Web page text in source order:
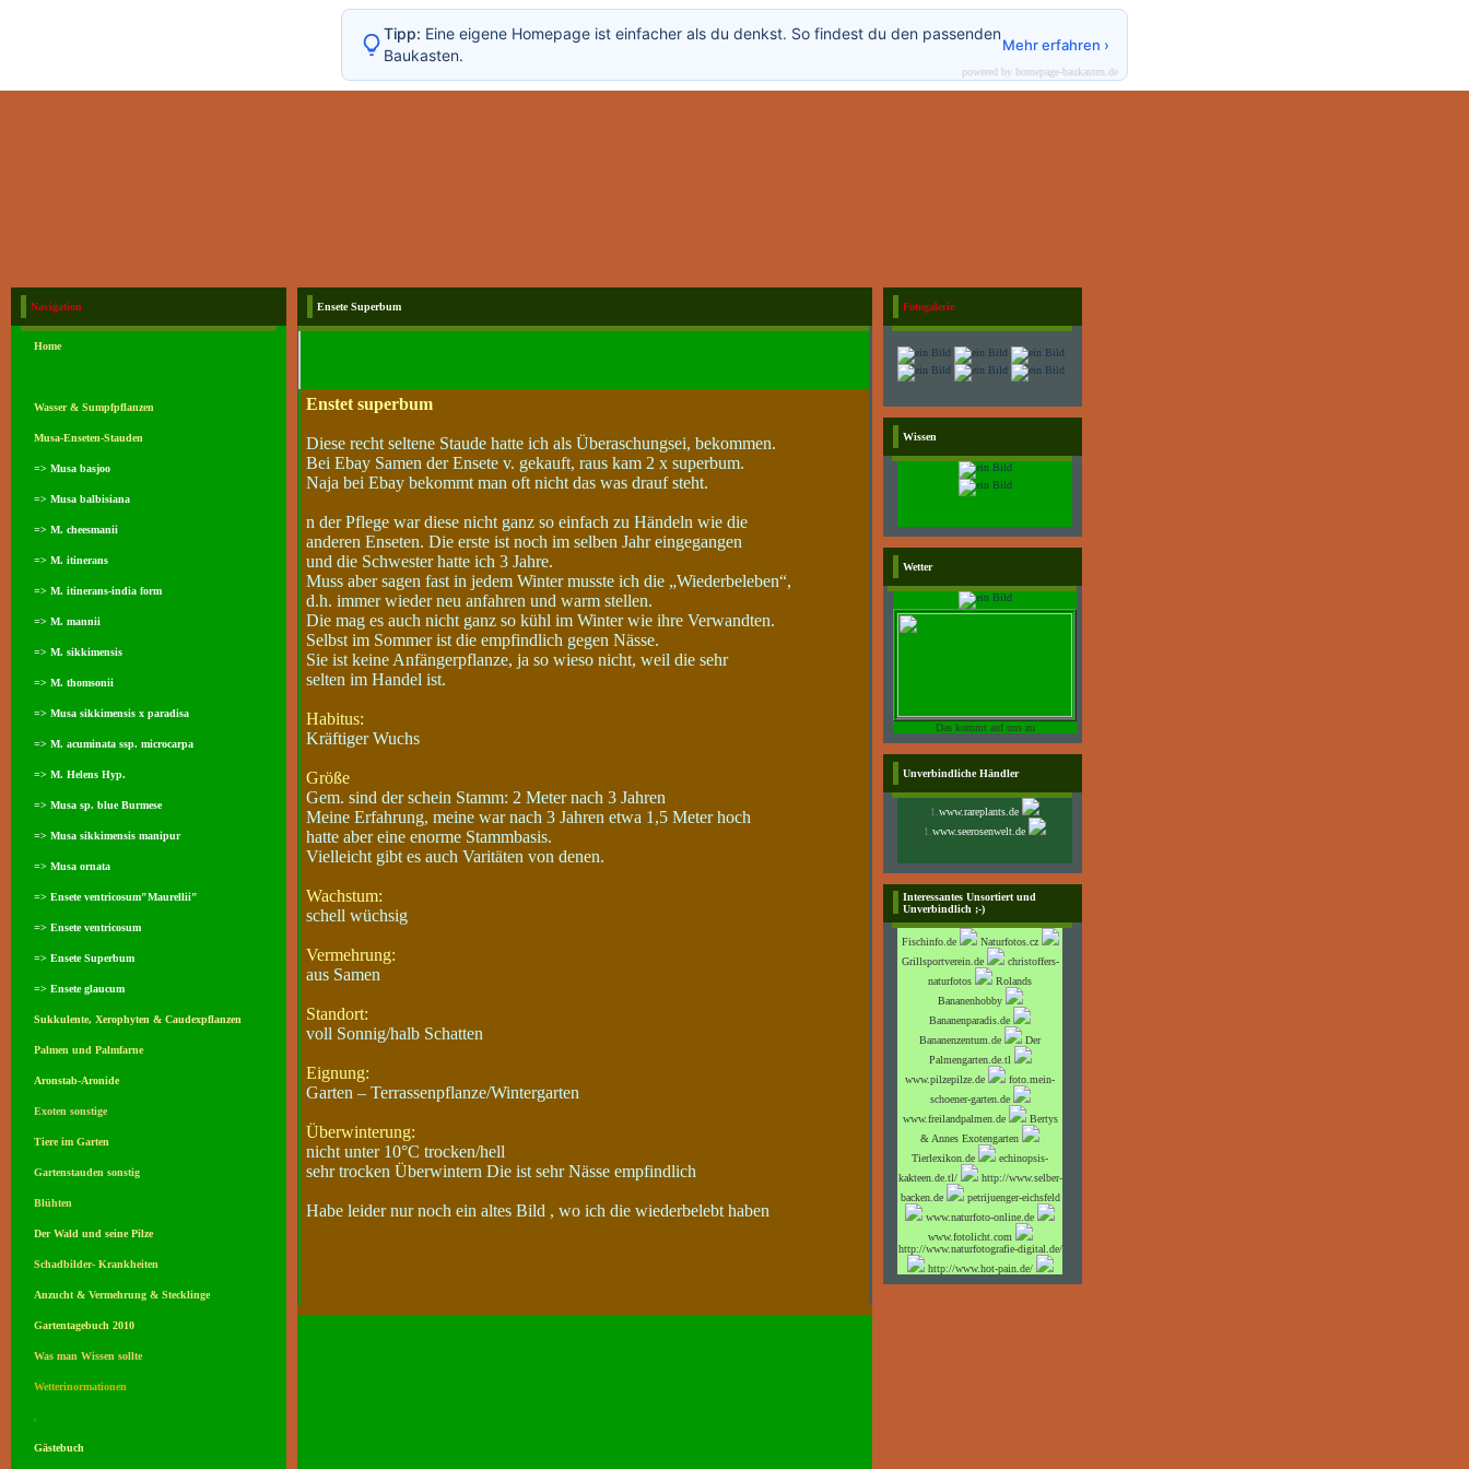
Navigation
Home
Wasser & Sumpfpflanzen
Musa-Enseten-Stauden
=> Musa basjoo
=> Musa balbisiana
=> M. cheesmanii
=> M. itinerans
=> M. itinerans-india form
=> M. mannii
=> M. sikkimensis
=> M. thomsonii
=> Musa sikkimensis x paradisa
=> M. acuminata ssp. microcarpa
=> M. Helens Hyp.
=> Musa sp. blue Burmese
=> Musa sikkimensis manipur
=> Musa ornata
=> Ensete ventricosum"Maurellii"
=> Ensete ventricosum
=> Ensete Superbum
=> Ensete glaucum
Sukkulente, Xerophyten & Caudexpflanzen
Palmen und Palmfarne
Aronstab-Aronide
Exoten sonstige
Tiere im Garten
Gartenstauden sonstig
Blühten
Der Wald und seine Pilze
Schadbilder- Krankheiten
Anzucht & Vermehrung & Stecklinge
Gartentagebuch 2010
Was man Wissen sollte
Wetterinormationen
,
Gästebuch
Ensete Superbum
Enstet superbum
Diese recht seltene Staude hatte ich als Überaschungsei, bekommen.
Bei Ebay Samen der Ensete v. gekauft, raus kam 2 x superbum.
Naja bei Ebay bekommt man oft nicht das was drauf steht.
n der Pflege war diese nicht ganz so einfach zu Händeln wie die
anderen Enseten. Die erste ist noch im selben Jahr eingegangen
und die Schwester hatte ich 3 Jahre.
Muss aber sagen fast in jedem Winter musste ich die „Wiederbeleben“,
d.h. immer wieder neu anfahren und warm stellen.
Die mag es auch nicht ganz so kühl im Winter wie ihre Verwandten.
Selbst im Sommer ist die empfindlich gegen Nässe.
Sie ist keine Anfängerpflanze, ja so wieso nicht, weil die sehr
selten im Handel ist.
Habitus:
Kräftiger Wuchs
Größe
Gem. sind der schein Stamm: 2 Meter nach 3 Jahren
Meine Erfahrung, meine war nach 3 Jahren etwa 1,5 Meter hoch
hatte aber eine enorme Stammbasis.
Vielleicht gibt es auch Varitäten von denen.
Wachstum:
schell wüchsig
Vermehrung:
aus Samen
Standort:
voll Sonnig/halb Schatten
Eignung:
Garten – Terrassenpflanze/Wintergarten
Überwinterung:
nicht unter 10°C trocken/hell
sehr trocken Überwintern Die ist sehr Nässe empfindlich
Habe leider nur noch ein altes Bild , wo ich die wiederbelebt haben
Fotogalerie
Wissen
Wetter
Das kommt auf uns zu
Unverbindliche Händler
1. www.rareplants.de
1. www.seerosenwelt.de
Interessantes Unsortiert und
Unverbindlich ;-)
Fischinfo.de
Naturfotos.cz
Grillsportverein.de
christoffers-
naturfotos
Rolands
Bananenhobby
Bananenparadis.de
Bananenzentum.de
Der
Palmengarten.de.tl
www.pilzepilze.de
foto.mein-
schoener-garten.de
www.freilandpalmen.de
Bertys
& Annes Exotengarten
Tierlexikon.de
echinopsis-
kakteen.de.tl/
http://www.selber-
backen.de
petrijuenger-eichsfeld
www.naturfoto-online.de
www.fotolicht.com
http://www.naturfotografie-digital.de/
http://www.hot-pain.de/
Tipp: Eine eigene Homepage ist einfacher als du denkst. So findest du den passenden
Baukasten.
Mehr erfahren ›
powered by homepage-baukasten.de